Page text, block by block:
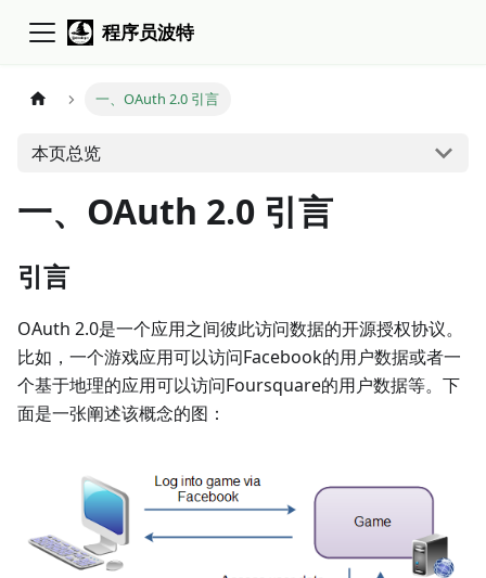
程序员波特
一、OAuth 2.0 引言
本页总览
一、OAuth 2.0 引言
引言
OAuth 2.0是一个应用之间彼此访问数据的开源授权协议。
比如，一个游戏应用可以访问Facebook的用户数据或者一
个基于地理的应用可以访问Foursquare的用户数据等。下
面是一张阐述该概念的图：